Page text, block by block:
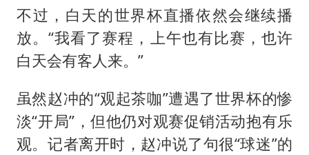
不过，白天的世界杯直播依然会继续播
放。“我看了赛程，上午也有比赛，也许
白天会有客人来。”
虽然赵冲的“观起茶咖”遭遇了世界杯的惨
淡“开局”，但他仍对观赛促销活动抱有乐
观。记者离开时，赵冲说了句很“球迷”的